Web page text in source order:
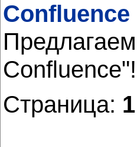
Confluence
Confluence"!
Страница: 1